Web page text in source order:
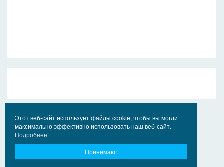
Этот веб-сайт использует файлы cookie, чтобы вы могли
максимально эффективно использовать наш веб-сайт.
Подробнее
Принимаю!